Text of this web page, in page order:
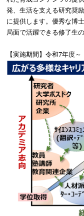
発、生活を支える研究奨
に提供します。優秀な博
局面で活躍できる修了生
【実施期間】令和7年度～